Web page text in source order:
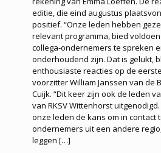
editie, die eind augustus
positief. “Onze leden hebben
relevant programma, bied
collega-ondernemers te spreken
onderhoudend zijn. Dat is gelukt,
enthousiaste reacties op de
voorzitter William Janssen van de
Cuijk. “Dit keer zijn ook de leden
van RKSV Wittenhorst
onze leden de kans om in contact
ondernemers uit een andere
leggen […]